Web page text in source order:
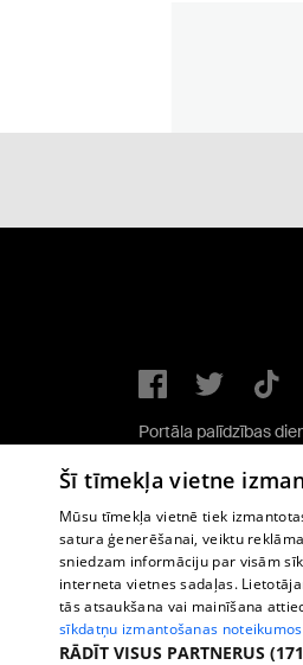
Portāla palīdzības
Copyright © 2004-
Šī tīmekļa vietne
Mūsu tīmekļa vietnē tiek
satura ģenerēšanai, veiktu
sniedzam informāciju par visām
interneta vietnes sadaļas.
tās atsaukšana vai mainīšana
sīkdatņu izmantošanas
RĀDĪT VISUS PARTNERUS